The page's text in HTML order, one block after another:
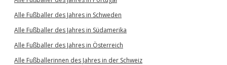
Alle Fußballer des Jahres in Schweden
Alle Fußballer des Jahres in Südamerika
Alle Fußballer des Jahres in Österreich
Alle Fußballerinnen des Jahres in der Schweiz